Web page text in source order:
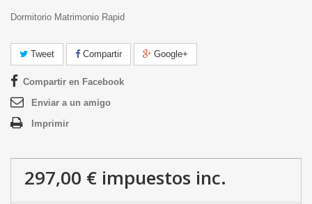
Dormitorio Matrimonio Rapid
Tweet Compartir Google+
Compartir en Facebook
Enviar a un amigo
Imprimir
297,00 € impuestos inc.